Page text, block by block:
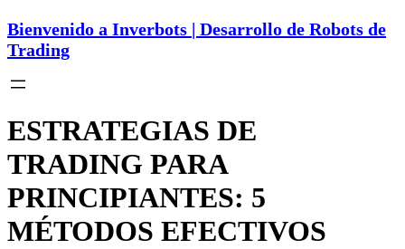
Bienvenido a Inverbots | Desarrollo de Robots de
Trading
ESTRATEGIAS DE
TRADING PARA
PRINCIPIANTES: 5
MÉTODOS EFECTIVOS